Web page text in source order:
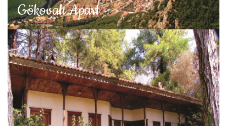
Gökovalı Apart